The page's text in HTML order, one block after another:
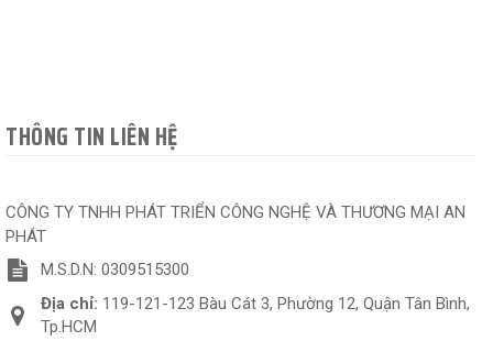
THÔNG TIN LIÊN HỆ
CÔNG TY TNHH PHÁT TRIỂN CÔNG NGHỆ VÀ THƯƠNG MẠI AN
PHÁT
M.S.D.N: 0309515300
Địa chỉ: 119-121-123 Bàu Cát 3, Phường 12, Quận Tân Bình,
Tp.HCM